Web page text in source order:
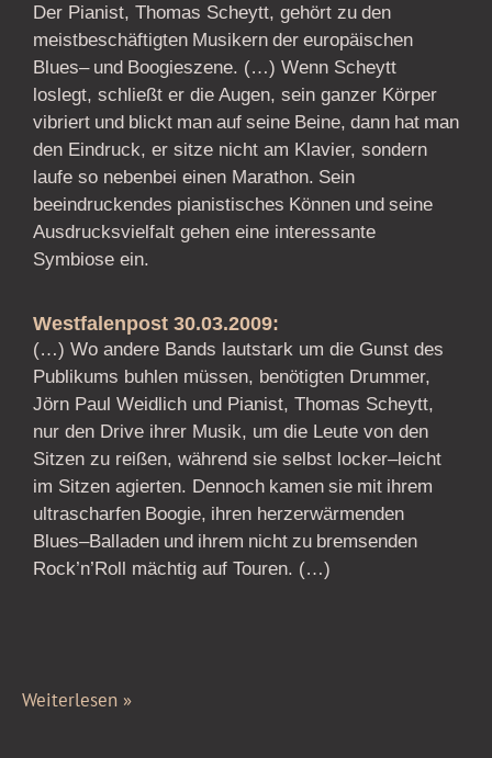
Der Pianist, Thomas Scheytt, gehört zu den
meistbeschäftigten Musikern der europäischen
Blues– und Boogieszene. (…) Wenn Scheytt
loslegt, schließt er die Augen, sein ganzer Körper
vibriert und blickt man auf seine Beine, dann hat man
den Eindruck, er sitze nicht am Klavier, sondern
laufe so nebenbei einen Marathon. Sein
beeindruckendes pianistisches Können und seine
Ausdrucksvielfalt gehen eine interessante
Symbiose ein.
Westfalenpost 30.03.2009:
(…) Wo andere Bands lautstark um die Gunst des
Publikums buhlen müssen, benötigten Drummer,
Jörn Paul Weidlich und Pianist, Thomas Scheytt,
nur den Drive ihrer Musik, um die Leute von den
Sitzen zu reißen, während sie selbst locker–leicht
im Sitzen agierten. Dennoch kamen sie mit ihrem
ultrascharfen Boogie, ihren herzerwärmenden
Blues–Balladen und ihrem nicht zu bremsenden
Rock’n’Roll mächtig auf Touren. (…)
Weiterlesen »